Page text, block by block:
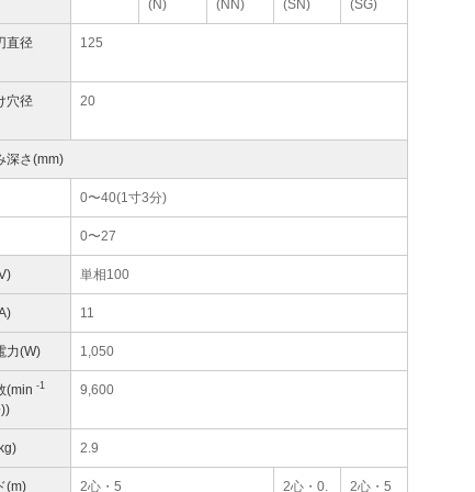
(N)
(NN)
(SN)
(SG)
直径 125
穴径 20
深さ(mm)
0〜40(1寸3分)
0〜27
単相100
11
力(W) 1,050
(min -1 9,600
2.9
(m) 2心・5 2心・0. 2心・5